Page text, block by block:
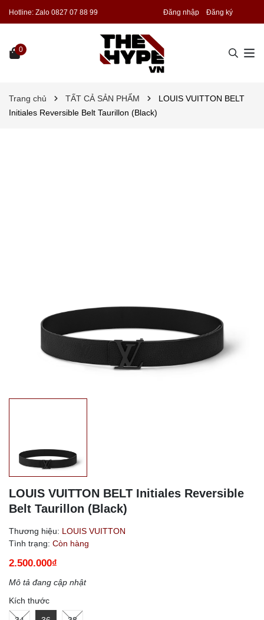
Hotline: Zalo 0827 07 88 99 Đăng nhập Đăng ký
0
Trang chủ TẤT CẢ SẢN PHẨM
LOUIS VUITTON BELT
Initiales Reversible Belt Taurillon (Black)
LOUIS VUITTON BELT Initiales Reversible
Belt Taurillon (Black)
Thương hiệu: LOUIS VUITTON
Tình trạng: Còn hàng
2.500.000₫
Mô tả đang cập nhật
Kích thước